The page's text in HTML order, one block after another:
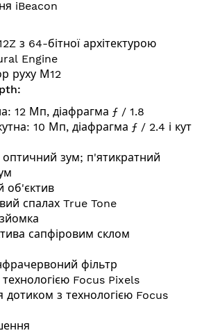
iBeacon
з 64-бітної архітектурою
Engine
руху М12
12 Мп, діафрагма ƒ / 1.8
10 Мп, діафрагма ƒ / 2.4 і кут
зум; п'ятикратний
об'єктив
спалах True Tone
сапфіровим склом
фільтр
Focus Pixels
дотиком з технологією Focus